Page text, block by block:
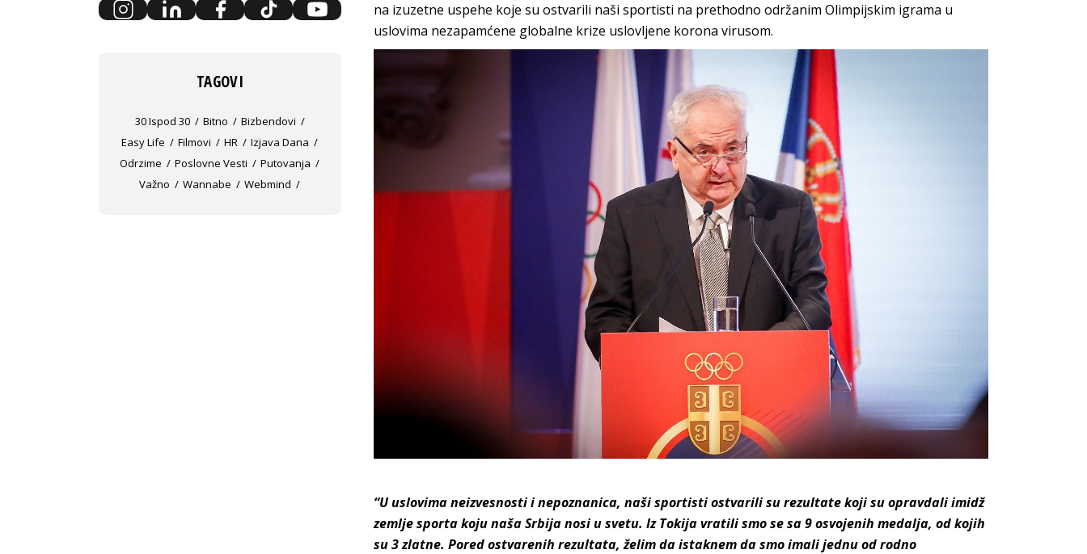
na izuzetne uspehe koje su ostvarili naši sportisti na prethodno održanim Olimpijskim igrama u
uslovima nezapamćene globalne krize uslovljene korona virusom.
“U uslovima neizvesnosti i nepoznanica, naši sportisti ostvarili su rezultate koji su opravdali imidž
zemlje sporta koju naša Srbija nosi u svetu. Iz Tokija vratili smo se sa 9 osvojenih medalja, od kojih
su 3 zlatne. Pored ostvarenih rezultata, želim da istaknem da smo imali jednu od rodno
TAGOVI
30 Ispod 30 Bitno
Bizbendovi
Easy Life
Filmovi HR
Izjava Dana
Odrzime
Poslovne Vesti
Putovanja
Važno
Wannabe Webmind